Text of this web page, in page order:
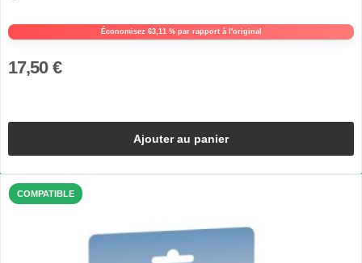
Économisez 63,11 % par rapport à l'original
17,50 €
Ajouter au panier
COMPATIBLE